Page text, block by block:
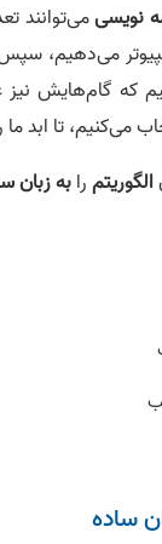
نویسیمی‌توانند
می‌دهیم،
که گام‌هایش
می‌کنیم، تا ابد
الگوریتمرابه زبان
ساده